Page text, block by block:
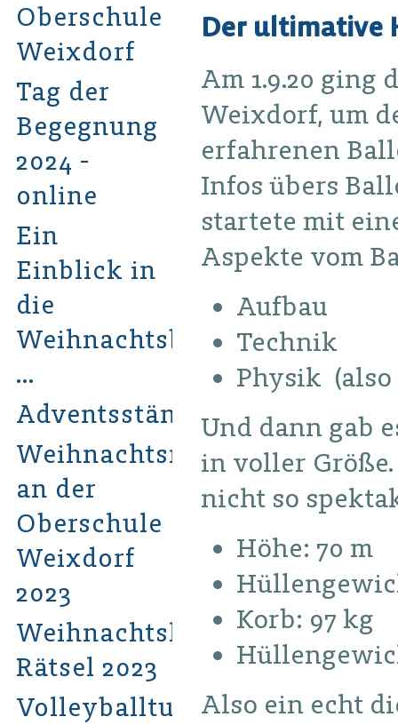
Der
Am 1.9.20 ging
Weixdorf, um
erfahrenen
Infos übers
startete mit
Aspekte vom
Aufbau
Technik
Physik (also
Und dann gab
in voller
nicht so
Höhe: 70 m
Korb: 97 kg
Also ein echt
Oberschule
Weixdorf
Tag der
Begegnung
2024 -
online
Ein
Einblick in
die
Weihnachtsbastelwerkstatt
…
Adventsständchen
Weihnachtsmarkt
an der
Oberschule
Weixdorf
2023
Weihnachtshits-
Rätsel 2023
Volleyballturnier